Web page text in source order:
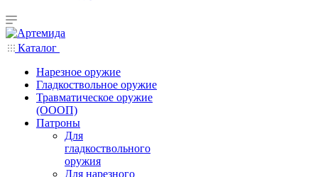
Каталог
Нарезное оружие
Гладкоствольное оружие
Травматическое оружие
(ОООП)
Патроны
Для
гладкоствольного
оружия
Для нарезного